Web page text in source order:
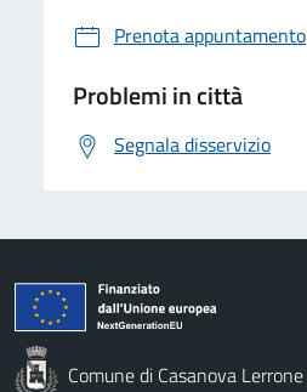
Prenota appuntamento
Problemi in città
Segnala disservizio
Comune di Casanova Lerrone